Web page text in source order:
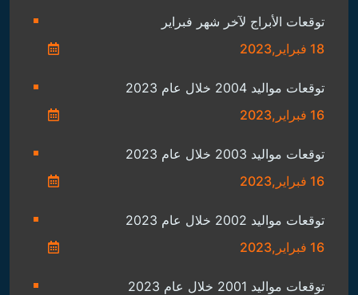
توقعات الأبراج لآخر شهر فبراير
18 فبراير,2023
توقعات مواليد 2004 خلال عام 2023
16 فبراير,2023
توقعات مواليد 2003 خلال عام 2023
16 فبراير,2023
توقعات مواليد 2002 خلال عام 2023
16 فبراير,2023
توقعات مواليد 2001 خلال عام 2023